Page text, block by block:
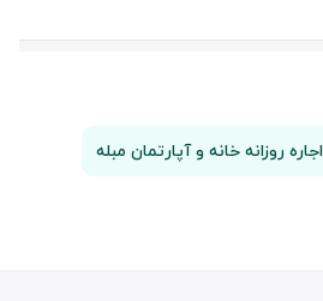
اجاره روزانه خانه و آپارتمان مبله